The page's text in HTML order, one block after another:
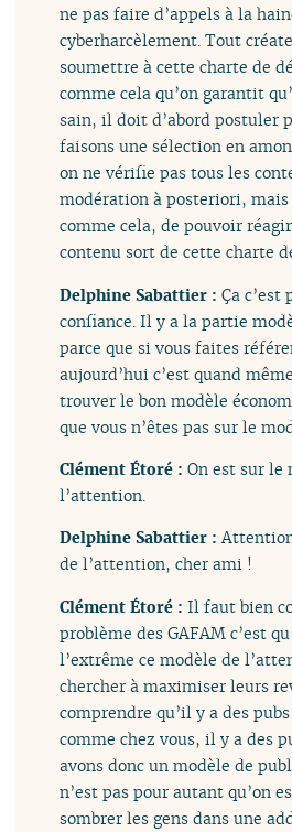
ne pas faire d’appels à la
cyberharcèlement. Tout
soumettre à cette charte de
comme cela qu’on garantit
sain, il doit d’abord postuler
faisons une sélection en
on ne vérifie pas tous les
modération à posteriori, mais
comme cela, de pouvoir
contenu sort de cette charte
Delphine Sabattier :Ça
confiance. Il y a la partie
parce que si vous faites
aujourd’hui c’est quand
trouver le bon modèle
que vous n’êtes pas sur le
Clément Étoré :On est sur le
l’attention.
Delphine Sabattier :
de l’attention, cher ami !
Clément Étoré :Il faut bien
problème des GAFAM c’est
l’extrême ce modèle de
chercher à maximiser leurs
comprendre qu’il y a des
comme chez vous, il y a des
avons donc un modèle de
n’est pas pour autant qu’on
sombrer les gens dans une